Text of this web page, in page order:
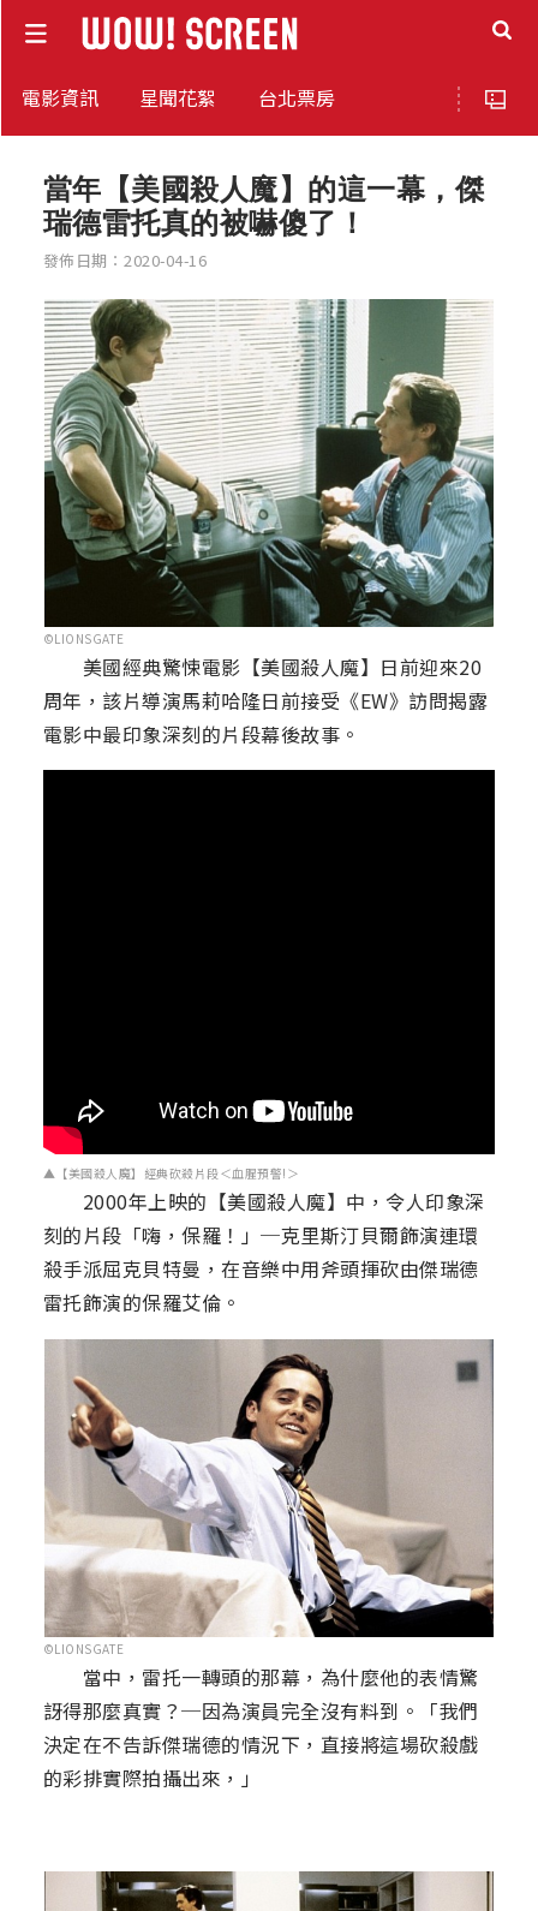
電影資訊 星聞花絮 台北票房
當年【美國殺人魔】的這一幕，傑
瑞德雷托真的被嚇傻了！
發佈日期：2020-04-16
©LIONSGATE
美國經典驚悚電影【美國殺人魔】日前迎來20
周年，該片導演馬莉哈隆日前接受《EW》訪問揭露
電影中最印象深刻的片段幕後故事。
▲【美國殺人魔】經典砍殺片段＜血腥預警!＞
2000年上映的【美國殺人魔】中，令人印象深
刻的片段「嗨，保羅！」─克里斯汀貝爾飾演連環
殺手派屈克貝特曼，在音樂中用斧頭揮砍由傑瑞德
雷托飾演的保羅艾倫。
©LIONSGATE
當中，雷托一轉頭的那幕，為什麼他的表情驚
訝得那麼真實？─因為演員完全沒有料到。「我們
決定在不告訴傑瑞德的情況下，直接將這場砍殺戲
的彩排實際拍攝出來，」